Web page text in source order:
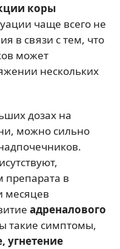
коры
чаще всего не
в связи с тем, что
может
нескольких
дозах на
можно сильно
препарата в
месяцев
адреналового
такие симптомы,
угнетение